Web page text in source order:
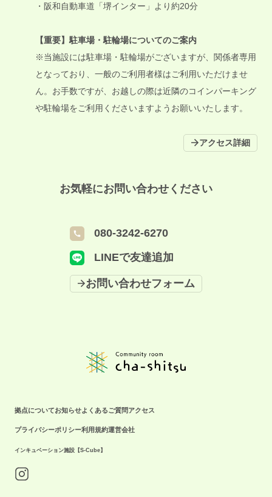
・阪和自動車道「堺インター」より約20分
【重要】駐車場・駐輪場についてのご案内
※当施設には駐車場・駐輪場がございますが、関係者専用
となっており、一般のご利用者様はご利用いただけませ
ん。お手数ですが、お越しの際は近隣のコインパーキング
や駐輪場をご利用くださいますようお願いいたします。
アクセス詳細
お気軽にお問い合わせください
080-3242-6270
LINEで友達追加
お問い合わせフォーム
拠点についてお知らせよくあるご質問アクセス
プライバシーポリシー利用規約運営会社
インキュベーション施設【S-Cube】